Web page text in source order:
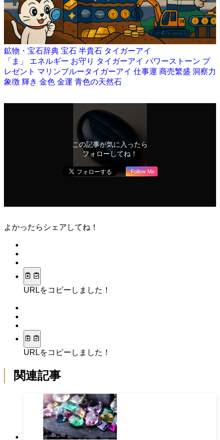
鉱物・宝石辞典 宝石 半貴石 タイガーアイ
「ま」 エネルギー お守り タイガーアイ パワーストーン プ
レゼント マリンブルータイガーアイ 仕事運 商売繁盛 洞察力
象徴 輝き 金色 金運 青色の天然石
この記事が気に入ったら
フォローしてね！
Follow Me
よかったらシェアしてね！
URLをコピーしました！
URLをコピーしました！
関連記事